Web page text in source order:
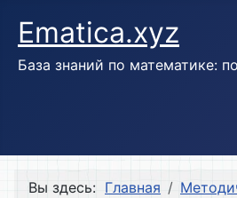
Ematica.xyz
База знаний по математике:
Вы здесь: Главная